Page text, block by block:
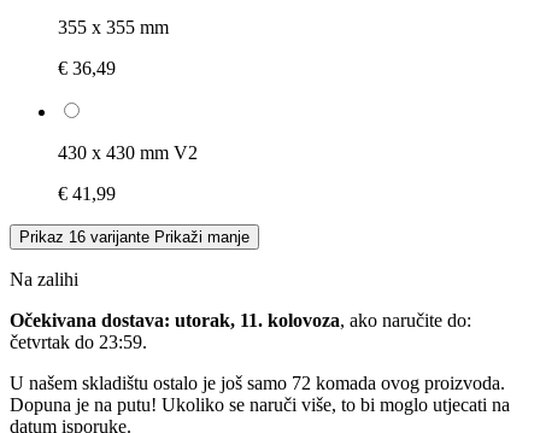
355 x 355 mm
€ 36,49
430 x 430 mm V2
€ 41,99
Prikaz 16 varijante Prikaži manje
Na zalihi
Očekivana dostava: utorak, 11. kolovoza, ako naručite do:
četvrtak do 23:59.
U našem skladištu ostalo je još samo 72 komada ovog proizvoda.
Dopuna je na putu! Ukoliko se naruči više, to bi moglo utjecati na
datum isporuke.